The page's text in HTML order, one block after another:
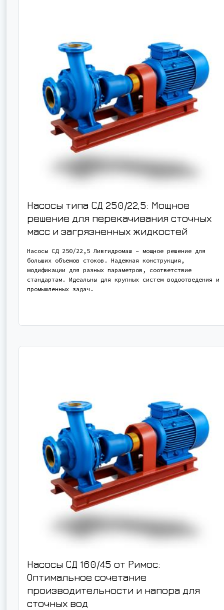
Насосы типа СД 250/22,5: Мощное
решение для перекачивания сточных
масс и загрязненных жидкостей
Насосы СД 250/22,5 Ливгидромаш – мощное решение для
больших объемов стоков. Надежная конструкция,
модификации для разных параметров, соответствие
стандартам. Идеальны для крупных систем водоотведения и
промышленных задач.
Насосы СД 160/45 от Римос:
Оптимальное сочетание
производительности и напора для
сточных вод